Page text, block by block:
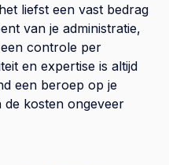
liefst een vast bedrag
van je administratie,
controle per
en expertise is altijd
een beroep op je
de kosten ongeveer